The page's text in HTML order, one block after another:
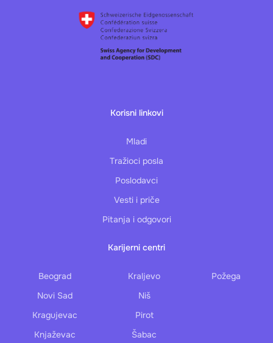
Korisni linkovi
Mladi
Tražioci posla
Poslodavci
Vesti i priče
Pitanja i odgovori
Karijerni centri
Beograd
Novi Sad
Kragujevac
Knjaževac
Kraljevo
Niš
Pirot
Šabac
Požega